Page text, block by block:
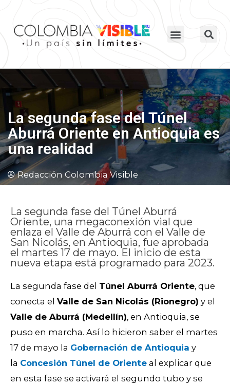
La segunda fase del Túnel
Aburrá Oriente en Antioquia es
una realidad
Redacción Colombia Visible
La segunda fase del Túnel Aburrá
Oriente, una megaconexión vial que
enlaza el Valle de Aburrá con el Valle de
San Nicolás, en Antioquia, fue aprobada
el martes 17 de mayo. El inicio de esta
nueva etapa está programado para 2023.
La segunda fase del Túnel Aburrá Oriente, que
conecta el Valle de San Nicolás (Rionegro) y el
Valle de Aburrá (Medellín), en Antioquia, se
puso en marcha. Así lo hicieron saber el martes
17 de mayo la Gobernación de Antioquia y
la Concesión Túnel de Oriente al explicar que
en esta fase se activará el segundo tubo y se